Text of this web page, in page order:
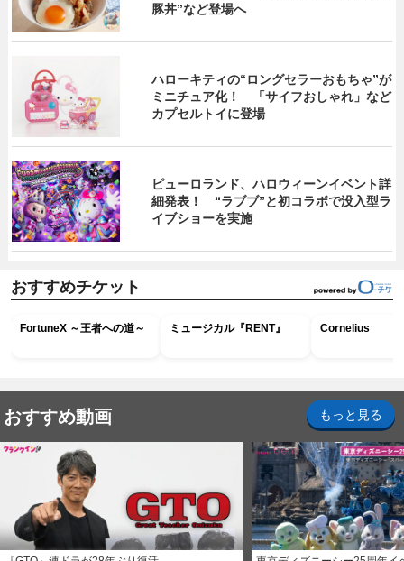
豚丼”など登場へ
ハローキティの“ロングセラーおもちゃ”が
ミニチュア化！ 「サイフおしゃれ」など
カプセルトイに登場
ピューロランド、ハロウィーンイベント詳
細発表！ “ラブブ”と初コラボで没入型ラ
イブショーを実施
おすすめチケット
FortuneX ～王者への道～ ミュージカル『RENT』 Cornelius
おすすめ動画 もっと見る